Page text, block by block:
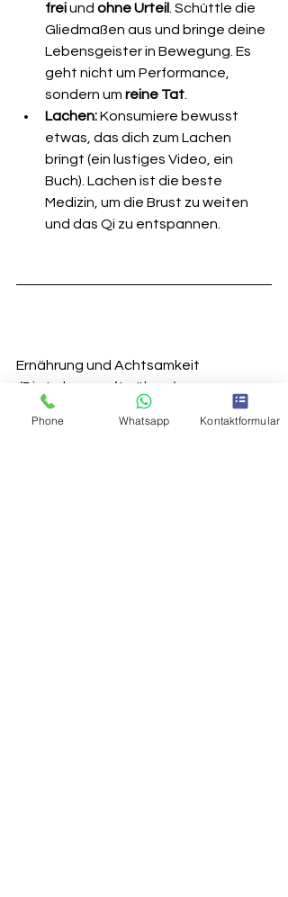
frei und ohne Urteil . Schüttle die
Gliedmaßen aus und bringe deine
Lebensgeister in Bewegung. Es
geht nicht um Performance,
sondern um reine Tat
Lachen: Konsumiere bewusst
etwas, das dich zum Lachen
bringt (ein lustiges Video, ein
Buch). Lachen ist die beste
Medizin, um die Brust zu weiten
und das Qi zu entspannen.
Ernährung und Achtsamkeit
(Die Leber sanft nähren)
Phone Whatsapp Kontaktformular